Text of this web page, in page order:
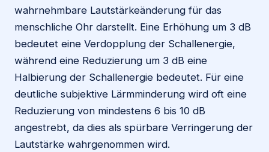
wahrnehmbare Lautstärkeänderung für das
menschliche Ohr darstellt. Eine Erhöhung um 3 dB
bedeutet eine Verdopplung der Schallenergie,
während eine Reduzierung um 3 dB eine
Halbierung der Schallenergie bedeutet. Für eine
deutliche subjektive Lärmminderung wird oft eine
Reduzierung von mindestens 6 bis 10 dB
angestrebt, da dies als spürbare Verringerung der
Lautstärke wahrgenommen wird.